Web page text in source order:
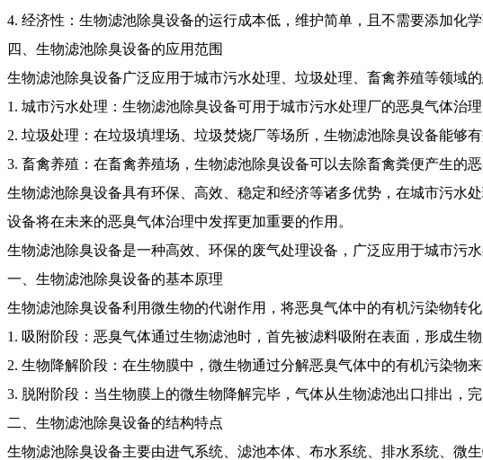
4. 经济性：生物滤池除臭设备的运行成本低，维护简单，且不需要添加化
四、生物滤池除臭设备的应用范围
生物滤池除臭设备广泛应用于城市污水处理、垃圾处理、畜禽养殖等领域
1. 城市污水处理：生物滤池除臭设备可用于城市污水处理厂的恶臭气体治理
2. 垃圾处理：在垃圾填埋场、垃圾焚烧厂等场所，生物滤池除臭设备能够
3. 畜禽养殖：在畜禽养殖场，生物滤池除臭设备可以去除畜禽粪便产生的恶
生物滤池除臭设备具有环保、高效、稳定和经济等诸多优势，在城市污水
设备将在未来的恶臭气体治理中发挥更加重要的作用。
生物滤池除臭设备是一种高效、环保的废气处理设备，广泛应用于城市污
一、生物滤池除臭设备的基本原理
生物滤池除臭设备利用微生物的代谢作用，将恶臭气体中的有机污染物转
1. 吸附阶段：恶臭气体通过生物滤池时，首先被滤料吸附在表面，形成生物
2. 生物降解阶段：在生物膜中，微生物通过分解恶臭气体中的有机污染物
3. 脱附阶段：当生物膜上的微生物降解完毕，气体从生物滤池出口排出，完
二、生物滤池除臭设备的结构特点
生物滤池除臭设备主要由进气系统、滤池本体、布水系统、排水系统、微生